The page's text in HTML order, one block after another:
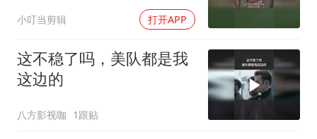
小叮当剪辑 打开APP
这不稳了吗，美队都是我
这边的
八方影视咖 1跟贴